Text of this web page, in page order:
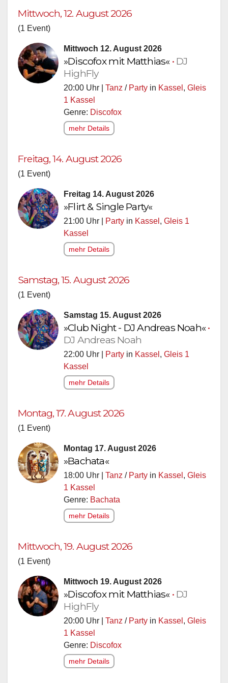
Mittwoch, 12. August 2026
(1 Event)
Mittwoch 12. August 2026
»Discofox mit Matthias« • DJ
HighFly
20:00 Uhr | Tanz / Party in Kassel , Gleis
1 Kassel
Genre: Discofox
mehr Details
Freitag, 14. August 2026
(1 Event)
Freitag 14. August 2026
»Flirt & Single Party«
21:00 Uhr | Party in Kassel , Gleis 1
Kassel
mehr Details
Samstag, 15. August 2026
(1 Event)
Samstag 15. August 2026
»Club Night - DJ Andreas Noah«•
DJ Andreas Noah
22:00 Uhr | Party in Kassel , Gleis 1
Kassel
mehr Details
Montag, 17. August 2026
(1 Event)
Montag 17. August 2026
»Bachata«
18:00 Uhr | Tanz / Party in Kassel , Gleis
1 Kassel
Genre: Bachata
mehr Details
Mittwoch, 19. August 2026
(1 Event)
Mittwoch 19. August 2026
»Discofox mit Matthias« • DJ
HighFly
20:00 Uhr | Tanz / Party in Kassel , Gleis
1 Kassel
Genre: Discofox
mehr Details